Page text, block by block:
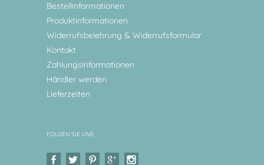
Bestellinformationen
Produktinformationen
Widerrufsbelehrung & Widerrufsformular
Kontakt
Zahlungsinformationen
Händler werden
Lieferzeiten
FOLGEN SIE UNS